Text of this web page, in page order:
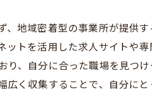
イント
の訪問介護で未経験でも安心
地域密着型の事業所が提供
トを活用した求人サイトや
、自分に合った職場を見つ
く収集することで、自分に